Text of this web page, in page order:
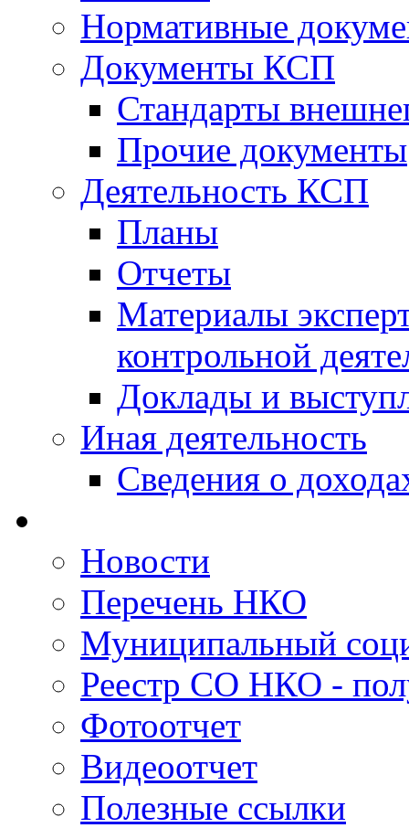
Нормативные
Документы КСП
Стандарты
Прочие документы
Деятельность КСП
Планы
Отчеты
Материалы
контрольной
Доклады и
Иная деятельность
Сведения о
Новости
Перечень НКО
Муниципальный
Реестр СО НКО -
Фотоотчет
Видеоотчет
Полезные ссылки